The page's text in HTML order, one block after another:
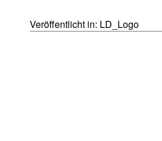
Veröffentlicht in: LD_Logo